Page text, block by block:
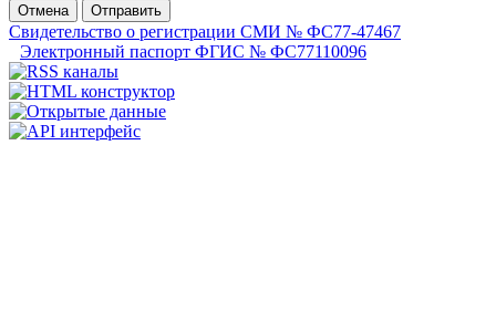
Отмена
Отправить
Свидетельство о регистрации СМИ № ФС77-47467
Электронный паспорт ФГИС № ФС77110096